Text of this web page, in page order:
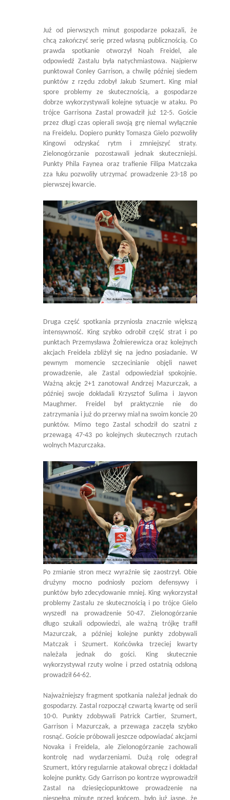
Już od pierwszych minut gospodarze pokazali, że
chcą zakończyć serię przed własną publicznością. Co
prawda spotkanie otworzył Noah Freidel, ale
odpowiedź Zastalu była natychmiastowa. Najpierw
punktował Conley Garrison, a chwilę później siedem
punktów z rzędu zdobył Jakub Szumert. King miał
spore problemy ze skutecznością, a gospodarze
dobrze wykorzystywali kolejne sytuacje w ataku. Po
trójce Garrisona Zastal prowadził już 12-5. Goście
przez długi czas opierali swoją grę niemal wyłącznie
na Freidelu. Dopiero punkty Tomasza Gielo pozwoliły
Kingowi odzyskać rytm i zmniejszyć straty.
Zielonogórzanie pozostawali jednak skuteczniejsi.
Punkty Phila Faynea oraz trafienie Filipa Matczaka
zza łuku pozwoliły utrzymać prowadzenie 23-18 po
pierwszej kwarcie.
Druga część spotkania przyniosła znacznie większą
intensywność. King szybko odrobił część strat i po
punktach Przemysława Żołnierewicza oraz kolejnych
akcjach Freidela zbliżył się na jedno posiadanie. W
pewnym momencie szczecinianie objęli nawet
prowadzenie, ale Zastal odpowiedział spokojnie.
Ważną akcję 2+1 zanotował Andrzej Mazurczak, a
później swoje dokładali Krzysztof Sulima i Jayvon
Maughmer. Freidel był praktycznie nie do
zatrzymania i już do przerwy miał na swoim koncie 20
punktów. Mimo tego Zastal schodził do szatni z
przewagą 47-43 po kolejnych skutecznych rzutach
wolnych Mazurczaka.
Po zmianie stron mecz wyraźnie się zaostrzył. Obie
drużyny mocno podniosły poziom defensywy i
punktów było zdecydowanie mniej. King wykorzystał
problemy Zastalu ze skutecznością i po trójce Gielo
wyszedł na prowadzenie 50-47. Zielonogórzanie
długo szukali odpowiedzi, ale ważną trójkę trafił
Mazurczak, a później kolejne punkty zdobywali
Matczak i Szumert. Końcówka trzeciej kwarty
należała jednak do gości. King skutecznie
wykorzystywał rzuty wolne i przed ostatnią odsłoną
prowadził 64-62.
Najważniejszy fragment spotkania należał jednak do
gospodarzy. Zastal rozpoczął czwartą kwartę od serii
10-0. Punkty zdobywali Patrick Cartier, Szumert,
Garrison i Mazurczak, a przewaga zaczęła szybko
rosnąć. Goście próbowali jeszcze odpowiadać akcjami
Novaka i Freidela, ale Zielonogórzanie zachowali
kontrolę nad wydarzeniami. Dużą rolę odegrał
Szumert, który regularnie atakował obręcz i dokładał
kolejne punkty. Gdy Garrison po kontrze wyprowadził
Zastal na dziesięciopunktowe prowadzenie na